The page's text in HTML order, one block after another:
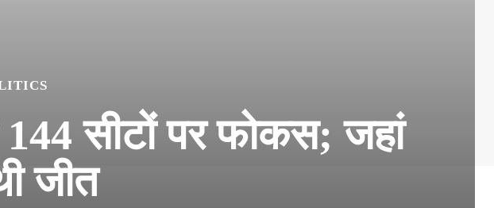
सीटों पर फोकस; जहां
जीत